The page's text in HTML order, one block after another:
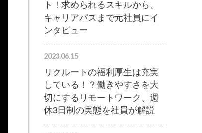
ト！求められるスキルから、
キャリアパスまで元社員にイ
ンタビュー
2023.06.15
リクルートの福利厚生は充実
している！？働きやすさを大
切にするリモートワーク、週
休3日制の実態を社員が解説